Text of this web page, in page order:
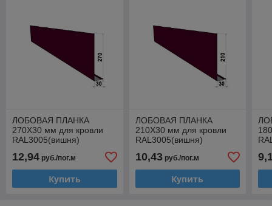
ЛОБОВАЯ ПЛАНКА
270Х30 мм для кровли
RAL3005(вишня)
12,94 руб./пог.м
Купить
ЛОБОВАЯ ПЛАНКА
210Х30 мм для кровли
RAL3005(вишня)
10,43руб./пог.м
Купить